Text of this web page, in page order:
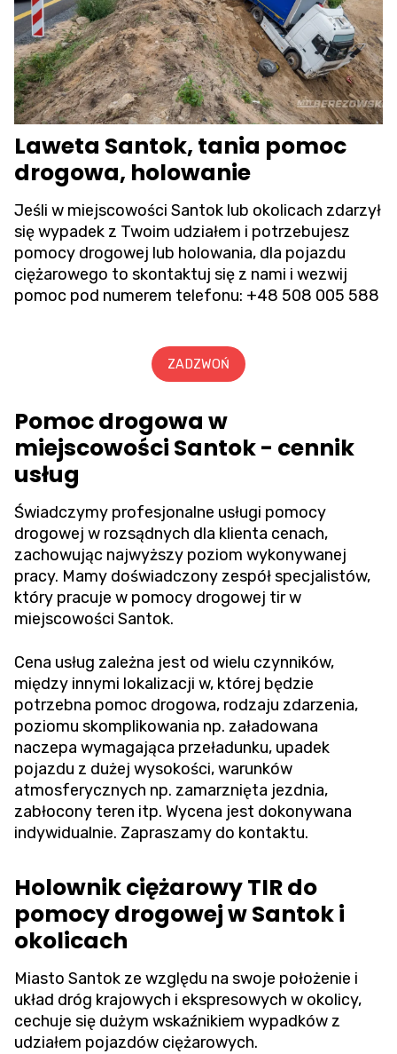
Laweta Santok, tania pomoc
drogowa, holowanie
Jeśli w miejscowości Santok lub okolicach zdarzył
się wypadek z Twoim udziałem i potrzebujesz
pomocy drogowej lub holowania, dla pojazdu
ciężarowego to skontaktuj się z nami i wezwij
pomoc pod numerem telefonu: +48 508 005 588
ZADZWOŃ
Pomoc drogowa w
miejscowości Santok - cennik
usług
Świadczymy profesjonalne usługi pomocy
drogowej w rozsądnych dla klienta cenach,
zachowując najwyższy poziom wykonywanej
pracy. Mamy doświadczony zespół specjalistów,
który pracuje w pomocy drogowej tir w
miejscowości Santok.
Cena usług zależna jest od wielu czynników,
między innymi lokalizacji w, której będzie
potrzebna pomoc drogowa, rodzaju zdarzenia,
poziomu skomplikowania np. załadowana
naczepa wymagająca przeładunku, upadek
pojazdu z dużej wysokości, warunków
atmosferycznych np. zamarznięta jezdnia,
zabłocony teren itp. Wycena jest dokonywana
indywidualnie. Zapraszamy do kontaktu.
Holownik ciężarowy TIR do
pomocy drogowej w Santok i
okolicach
Miasto Santok ze względu na swoje położenie i
układ dróg krajowych i ekspresowych w okolicy,
cechuje się dużym wskaźnikiem wypadków z
udziałem pojazdów ciężarowych.